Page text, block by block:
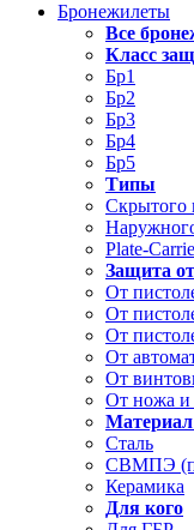
Бронежилеты
Все
Класс
Бр1
Бр2
Бр3
Бр4
Бр5
Типы
Скрытого
Plate-
Защита
От
От
От
От
От
От ножа и
Материал
Сталь
СВМПЭ
Керамика
Для кого